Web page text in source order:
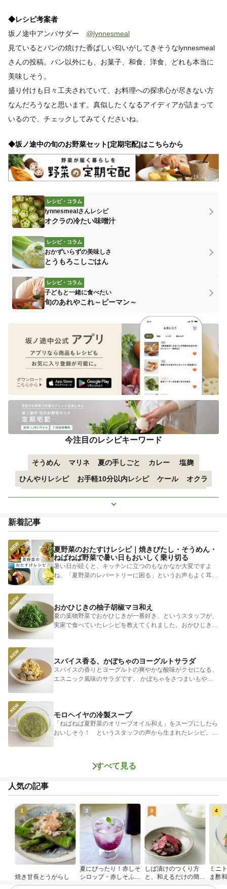
◆レシピ考案者
坂ノ途中アンバサダー @lynnesmeal
見ているとパンの焼けた香ばしい匂いがしてきそうなlynnesmeal
さんの投稿。 パン以外にも、お菓子、和食、洋食、どれも本当に
美味しそう。
盛り付けも日々工夫されていて、お料理への探求心が尽きない方
なんだろうなと思います。真似したくなるアイディアが詰まって
いるので、チェックしてみてくださいね。
◆坂ノ途中の旬のお野菜セット[定期宅配]はこちらから
レシピ・コラム
lynnesmealさんレシピ
オクラの冷たい味噌汁
レシピ・コラム
おかずいらずの美味しさ
とうもろこしごはん
レシピ・コラム
子どもと一緒に食べたい
旬のあれやこれ～ピーマン～
今注目のレシピキーワード
そうめん マリネ 夏の手しごと カレー
塩麹
ひんやりレシピ
お手軽10分以内レシピ ケール
オクラ
もっと見る
新着記事
夏野菜のおたすけレシピ｜焼きびたし・そうめん・
ねばねば野菜で暑い日もおいしく乗り切る
暑い日が続くと、キッチンに立つのもなかなか大変ですよ
ね。「夏野菜のレパートリーに困る」というお声もよく耳に
します。 そ...
おかひじきの柚子胡椒マヨ和え
夏の葉物野菜でおかひじきが一番好き、というスタッフが、
実家で食べていたレシピを教えてくれました。おかひじきの
スパイス香る、かぼちゃのヨーグルトサラダ
スパイスの香りとヨーグルトの爽やかな酸味がクセになる、
エスニック風味のサラダです。 かぼちゃをさつまいもやじ
モロヘイヤの冷製スープ
「ねばねば夏野菜のオリーブオイル和え」をスープにしたら
おいしそう！ というスタッフの声から生まれたレシピ。つ
すべて見る
人気の記事
1
焼き甘長とうがらし
2
夏にぴったり！赤しそ
シロップ・赤しそふり
かけのつくり方
3
しば漬けのつくり方
と、和えるだけの簡単
アレンジレシピ
4
ミニ
ま酢